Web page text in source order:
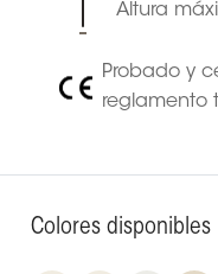
Altura
Probado y
reglamento
Colores disponibles